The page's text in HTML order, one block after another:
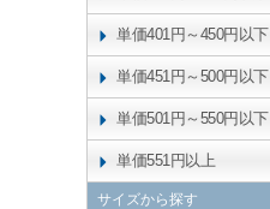
単価401円～450円以下
単価451円～500円以下
単価501円～550円以下
単価551円以上
サイズから探す